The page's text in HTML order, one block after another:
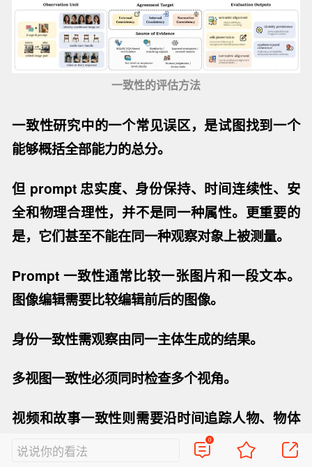
一致性的评估方法
一致性研究中的一个常见误区， 是试图找到一个
能够概括全部能力的总分。
但 prompt 忠实度、身份保持、时间连续性、安
全和物理合理性，并不是同一种属性。更重要的
是， 它们甚至不能在同一种观察对象上被测量。
Prompt 一致性通常比较一张图片和一段文本。
图像编辑需要比较编辑前后的图像。
身份一致性需观察由同一主体生成的结果。
多视图一致性必须同时检查多个视角。
视频和故事一致性则需要沿时间追踪人物、物体
和事件状态。
说说你的看法
0